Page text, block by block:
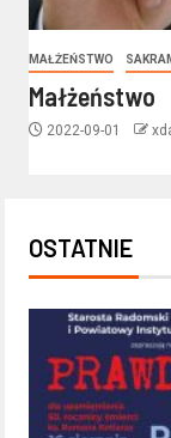
MAŁŻEŃSTWO
Małżeństwo
2022-09-01
OSTATNIE